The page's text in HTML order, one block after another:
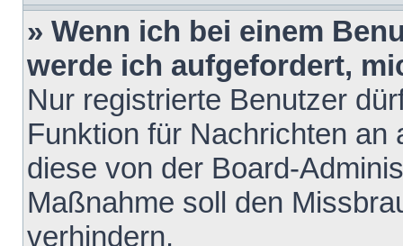
» Wenn ich bei einem
werde ich aufgefordert,
Nur registrierte Benutzer
Funktion für Nachrichten
diese von der Board-
Maßnahme soll den
verhindern.